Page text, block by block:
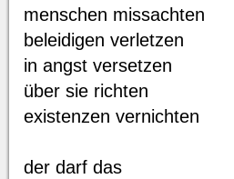
menschen missachten
beleidigen verletzen
in angst versetzen
über sie richten
existenzen vernichten
der darf das